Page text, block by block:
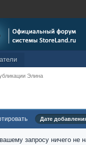
Элина
Дате
запросу ничего не